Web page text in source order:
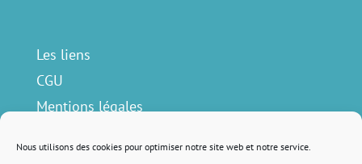
Nous utilisons des cookies pour optimiser notre site web et notre service.
Les liens
CGU
Mentions légales